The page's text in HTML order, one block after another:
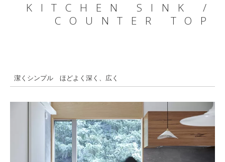
KITCHEN SINK /
COUNTER TOP
潔くシンプル ほどよく深く、広く